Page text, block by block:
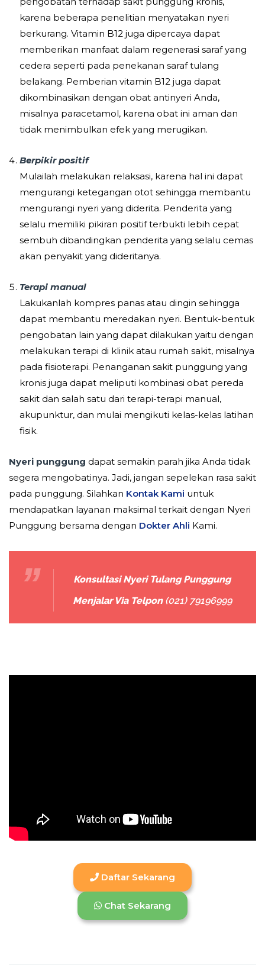
karena beberapa penelitian menyatakan nyeri
berkurang. Vitamin B12 juga dipercaya dapat
memberikan manfaat dalam regenerasi saraf yang
cedera seperti pada penekanan saraf tulang
belakang. Pemberian vitamin B12 juga dapat
dikombinasikan dengan obat antinyeri Anda,
misalnya paracetamol, karena obat ini aman dan
tidak menimbulkan efek yang merugikan.
Berpikir positif
Mulailah melakukan relaksasi, karena hal ini dapat
mengurangi ketegangan otot sehingga membantu
mengurangi nyeri yang diderita. Penderita yang
selalu memiliki pikiran positif terbukti lebih cepat
sembuh dibandingkan penderita yang selalu cemas
akan penyakit yang dideritanya.
Terapi manual
Lakukanlah kompres panas atau dingin sehingga
dapat membantu meredakan nyeri. Bentuk-bentuk
pengobatan lain yang dapat dilakukan yaitu dengan
melakukan terapi di klinik atau rumah sakit, misalnya
pada fisioterapi. Penanganan sakit punggung yang
kronis juga dapat meliputi kombinasi obat pereda
sakit dan salah satu dari terapi-terapi manual,
akupunktur, dan mulai mengikuti kelas-kelas latihan
fisik.
Nyeri punggung dapat semakin parah jika Anda tidak
segera mengobatinya. Jadi, jangan sepelekan rasa sakit
pada punggung. Silahkan Kontak Kami untuk
mendapatkan layanan maksimal terkait dengan Nyeri
Punggung bersama dengan Dokter Ahli Kami.
Konsultasi Nyeri Tulang Punggung
Menjalar Via Telpon (021) 79196999
Daftar Sekarang
Chat Sekarang